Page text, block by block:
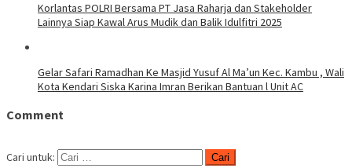
Korlantas POLRI Bersama PT Jasa Raharja dan Stakeholder
Lainnya Siap Kawal Arus Mudik dan Balik Idulfitri 2025
Gelar Safari Ramadhan Ke Masjid Yusuf Al Ma’un Kec. Kambu , Wali
Kota Kendari Siska Karina Imran Berikan Bantuan l Unit AC
Comment
Cari untuk: